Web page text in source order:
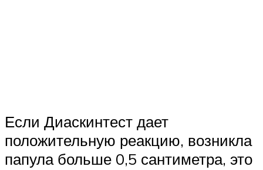
Если Диаскинтест дает
положительную реакцию, возникла
папула больше 0,5 сантиметра, это